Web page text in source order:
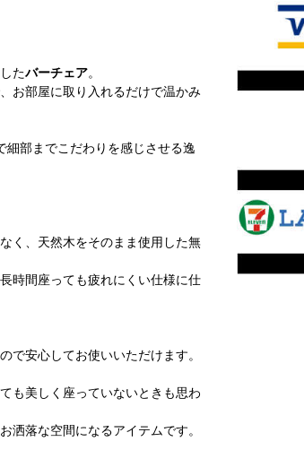
たバーチェア。
お部屋に取り入れるだけで温かみ
部までこだわりを感じさせる逸
く、天然木をそのまま使用した無
時間座っても疲れにくい仕様に仕
で安心してお使いいただけます。
も美しく座っていないときも思わ
洒落な空間になるアイテムです。